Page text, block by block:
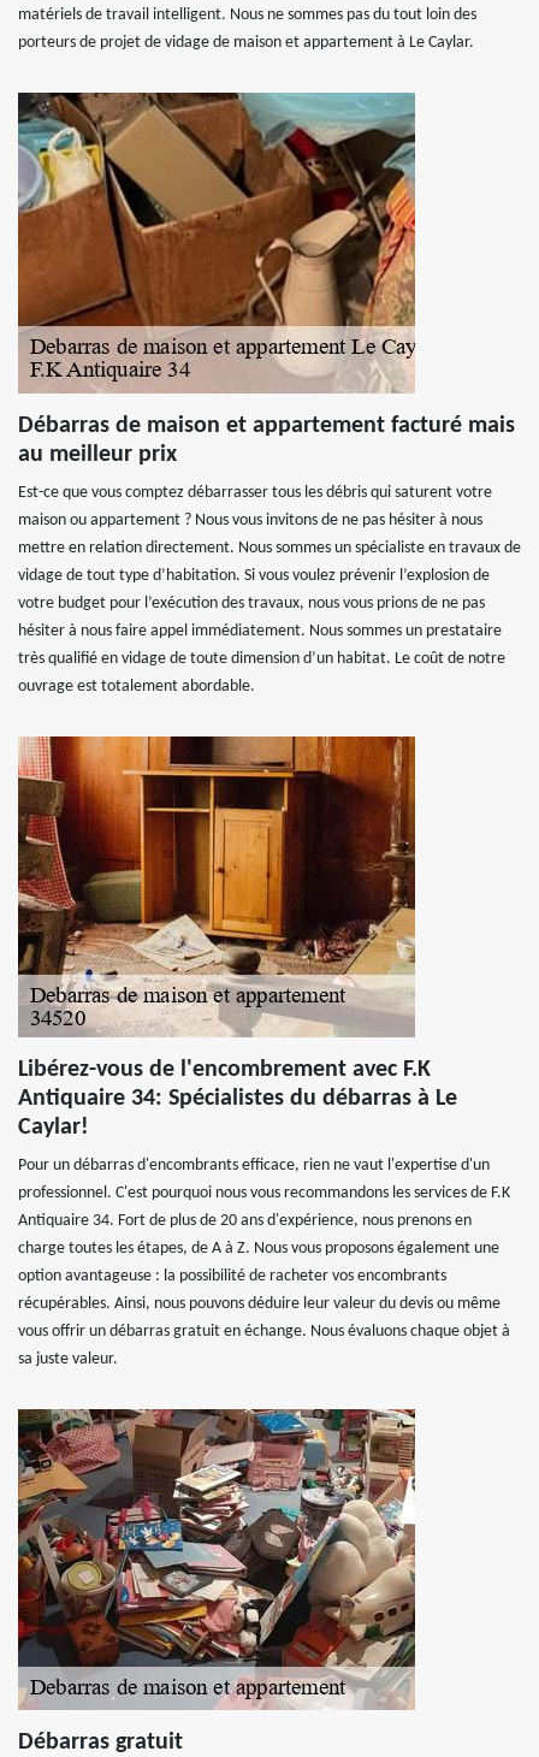
matériels de travail intelligent. Nous ne sommes pas du tout loin des
porteurs de projet de vidage de maison et appartement à Le Caylar.
Débarras de maison et appartement facturé mais
au meilleur prix
Est-ce que vous comptez débarrasser tous les débris qui saturent votre
maison ou appartement ? Nous vous invitons de ne pas hésiter à nous
mettre en relation directement. Nous sommes un spécialiste en travaux de
vidage de tout type d’habitation. Si vous voulez prévenir l’explosion de
votre budget pour l’exécution des travaux, nous vous prions de ne pas
hésiter à nous faire appel immédiatement. Nous sommes un prestataire
très qualifié en vidage de toute dimension d’un habitat. Le coût de notre
ouvrage est totalement abordable.
Libérez-vous de l'encombrement avec F.K
Antiquaire 34: Spécialistes du débarras à Le
Caylar!
Pour un débarras d'encombrants efficace, rien ne vaut l'expertise d'un
professionnel. C'est pourquoi nous vous recommandons les services de F.K
Antiquaire 34. Fort de plus de 20 ans d'expérience, nous prenons en
charge toutes les étapes, de A à Z. Nous vous proposons également une
option avantageuse : la possibilité de racheter vos encombrants
récupérables. Ainsi, nous pouvons déduire leur valeur du devis ou même
vous offrir un débarras gratuit en échange. Nous évaluons chaque objet à
sa juste valeur.
Débarras gratuit